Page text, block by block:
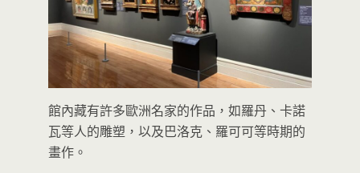
館內藏有許多歐洲名家的作品，如羅丹、卡諾
瓦等人的雕塑，以及巴洛克、羅可可等時期的
畫作。